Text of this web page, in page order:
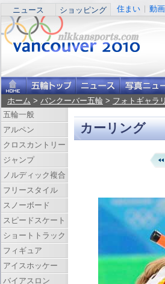
ニュース ショッピング 住まい 動画
ホーム > バンクーバー五輪 > フォトギャラ
カーリング
五輪一般
アルペン
クロスカントリー
ジャンプ
ノルディック複合
フリースタイル
スノーボード
スピードスケート
ショートトラック
フィギュア
アイスホッケー
バイアスロン